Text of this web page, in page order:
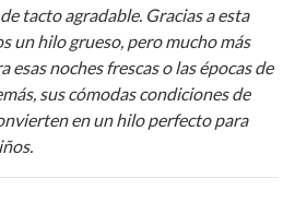
tacto agradable. Gracias a esta
un hilo grueso, pero mucho más
esas noches frescas o las épocas de
sus cómodas condiciones de
en un hilo perfecto para